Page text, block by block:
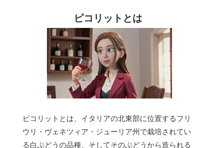
ピコリットとは
ピコリットとは、イタリアの北東部に位置するフリ
ウリ・ヴェネツィア・ジューリア州で栽培されてい
る白ぶどうの品種、そしてそのぶどうから造られる